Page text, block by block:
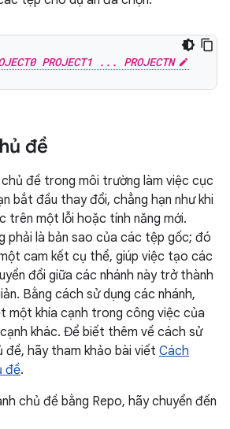
PROJECT1 ... PROJECTN
đề
đề trong môi trường làm việc cục
bắt đầu thay đổi, chẳng hạn như khi
trên một lỗi hoặc tính năng mới.
phải là bản sao của các tệp gốc; đó
cam kết cụ thể, giúp việc tạo các
đổi giữa các nhánh này trở thành
Bằng cách sử dụng các nhánh,
một khía cạnh trong công việc của
khác. Để biết thêm về cách sử
đề, hãy tham khảo bài viết Cách
đề.
chủ đề bằng Repo, hãy chuyển đến